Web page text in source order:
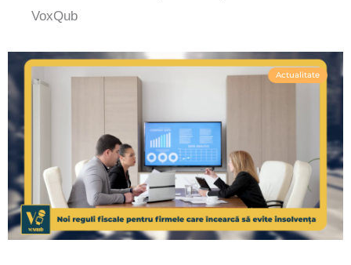
VoxQub
Actualitate